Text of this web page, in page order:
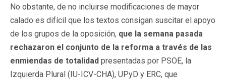
No obstante, de no incluirse modificaciones de mayor
calado es difícil que los textos consigan suscitar el apoyo
de los grupos de la oposición, que la semana pasada
rechazaron el conjunto de la reforma a través de las
enmiendas de totalidad presentadas por PSOE, la
Izquierda Plural (IU-ICV-CHA), UPyD y ERC, que